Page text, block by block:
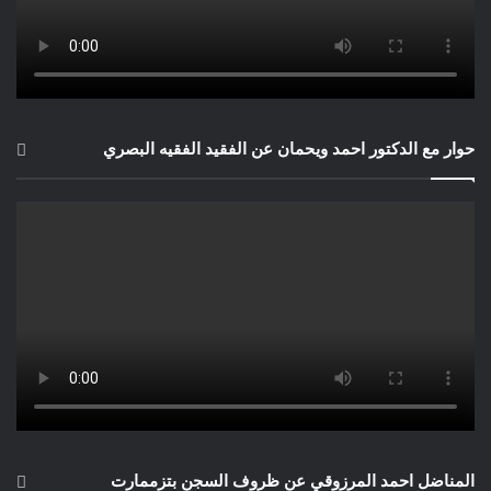
حوار مع الدكتور احمد ويحمان عن الفقيد الفقيه البصري
المناضل احمد المرزوقي عن ظروف السجن بتزممارت